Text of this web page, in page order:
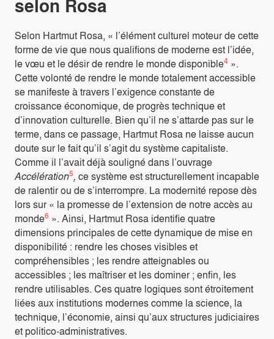
selon Rosa
Selon Hartmut Rosa, « l’élément culturel moteur de cette
forme de vie que nous qualifions de moderne est l’idée,
le vœu et le désir de rendre le monde disponible4 ».
Cette volonté de rendre le monde totalement accessible
se manifeste à travers l’exigence constante de
croissance économique, de progrès technique et
d’innovation culturelle. Bien qu’il ne s’attarde pas sur le
terme, dans ce passage, Hartmut Rosa ne laisse aucun
doute sur le fait qu’il s’agit du système capitaliste.
Comme il l’avait déjà souligné dans l’ouvrage
Accélération5, ce système est structurellement incapable
de ralentir ou de s’interrompre. La modernité repose dès
lors sur « la promesse de l’extension de notre accès au
monde6 ». Ainsi, Hartmut Rosa identifie quatre
dimensions principales de cette dynamique de mise en
disponibilité : rendre les choses visibles et
compréhensibles ; les rendre atteignables ou
accessibles ; les maîtriser et les dominer ; enfin, les
rendre utilisables. Ces quatre logiques sont étroitement
liées aux institutions modernes comme la science, la
technique, l’économie, ainsi qu’aux structures judiciaires
et politico-administratives.